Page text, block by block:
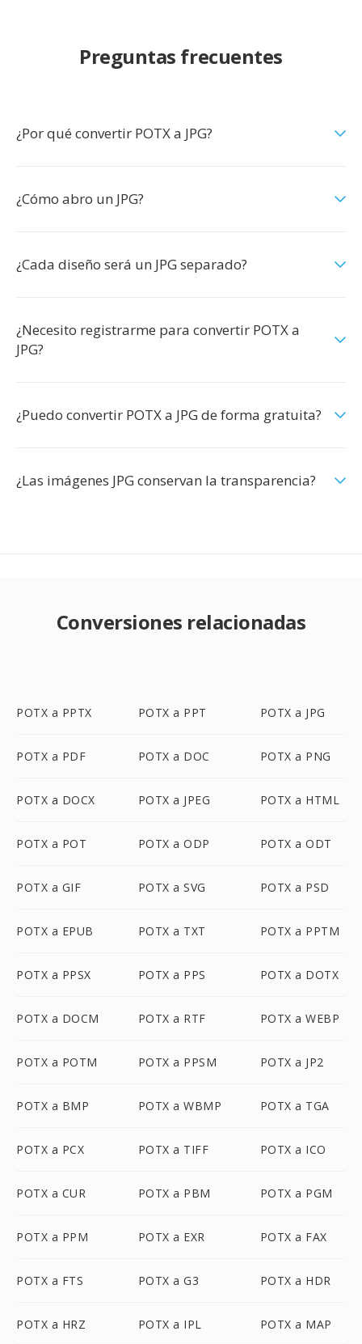
Preguntas frecuentes
¿Por qué convertir POTX a JPG?
¿Cómo abro un JPG?
¿Cada diseño será un JPG separado?
¿Necesito registrarme para convertir POTX a
JPG?
¿Puedo convertir POTX a JPG de forma gratuita?
¿Las imágenes JPG conservan la transparencia?
Conversiones relacionadas
POTX a PPTX POTX a PPT POTX a JPG
POTX a PDF POTX a DOC POTX a PNG
POTX a DOCX POTX a JPEG POTX a HTML
POTX a POT POTX a ODP POTX a ODT
POTX a GIF POTX a SVG POTX a PSD
POTX a EPUB POTX a TXT POTX a PPTM
POTX a PPSX POTX a PPS POTX a DOTX
POTX a DOCM POTX a RTF POTX a WEBP
POTX a POTM POTX a PPSM POTX a JP2
POTX a BMP POTX a WBMP POTX a TGA
POTX a PCX POTX a TIFF POTX a ICO
POTX a CUR POTX a PBM POTX a PGM
POTX a PPM POTX a EXR POTX a FAX
POTX a FTS POTX a G3 POTX a HDR
POTX a HRZ POTX a IPL POTX a MAP